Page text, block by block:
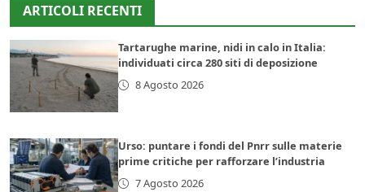
ARTICOLI RECENTI
Tartarughe marine, nidi in calo in Italia:
individuati circa 280 siti di deposizione
8 Agosto 2026
Urso: puntare i fondi del Pnrr sulle materie
prime critiche per rafforzare l’industria
7 Agosto 2026